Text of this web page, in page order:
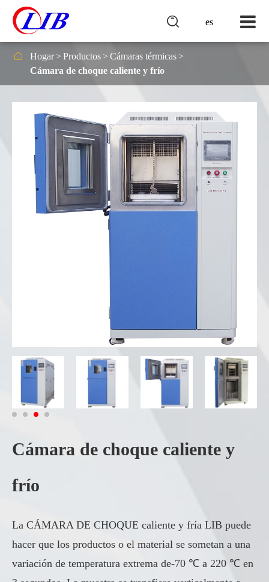
es

 Hogar Productos
Cámaras térmicas
Cámara de choque caliente y frío
Cámara de choque caliente y
frío
La CÁMARA DE CHOQUE caliente y fría LIB puede
hacer que los productos o el material se sometan a una
variación de temperatura extrema de-70 ℃ a 220 ℃ en